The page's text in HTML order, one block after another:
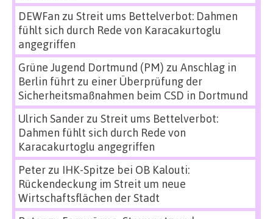
DEWFan zu Streit ums Bettelverbot: Dahmen
fühlt sich durch Rede von Karacakurtoglu
angegriffen
Grüne Jugend Dortmund (PM) zu Anschlag in
Berlin führt zu einer Überprüfung der
Sicherheitsmaßnahmen beim CSD in Dortmund
Ulrich Sanderzu Streit ums Bettelverbot:
Dahmen fühlt sich durch Rede von
Karacakurtoglu angegriffen
Peterzu IHK-Spitze bei OB Kalouti:
Rückendeckung im Streit um neue
Wirtschaftsflächen der Stadt